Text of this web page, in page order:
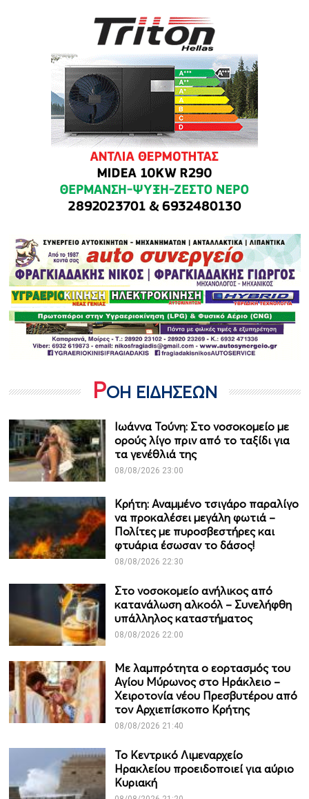
ΡΟΗ ΕΙΔΗΣΕΩΝ
Ιωάννα Τούνη: Στο νοσοκομείο με
ορούς λίγο πριν από το ταξίδι για
τα γενέθλιά της
08/08/2026 23:00
Κρήτη: Αναμμένο τσιγάρο παραλίγο
να προκαλέσει μεγάλη φωτιά –
Πολίτες με πυροσβεστήρες και
φτυάρια έσωσαν το δάσος!
08/08/2026 22:30
Στο νοσοκομείο ανήλικος από
κατανάλωση αλκοόλ – Συνελήφθη
υπάλληλος καταστήματος
08/08/2026 22:00
Με λαμπρότητα ο εορτασμός του
Αγίου Μύρωνος στο Ηράκλειο –
Χειροτονία νέου Πρεσβυτέρου από
τον Αρχιεπίσκοπο Κρήτης
08/08/2026 21:40
Το Κεντρικό Λιμεναρχείο
Ηρακλείου προειδοποιεί για αύριο
Κυριακή